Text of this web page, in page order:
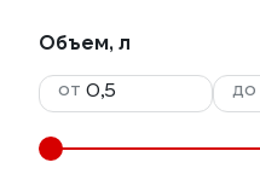
Объем, л
от
до